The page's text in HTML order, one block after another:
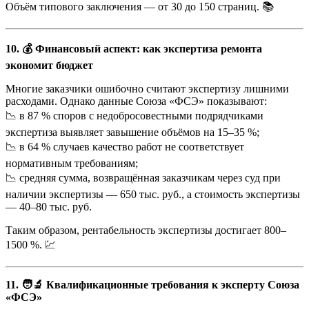
Объём типового заключения — от 30 до 150 страниц. 📚
10. 💰 Финансовый аспект: как экспертиза ремонта
экономит бюджет
Многие заказчики ошибочно считают экспертизу лишними
расходами. Однако данные Союза «ФСЭ» показывают:
📉 в 87 % споров с недобросовестными подрядчиками
экспертиза выявляет завышение объёмов на 15–35 %;
📉 в 64 % случаев качество работ не соответствует
нормативным требованиям;
📉 средняя сумма, возвращённая заказчикам через суд при
наличии экспертизы — 650 тыс. руб., а стоимость экспертизы
— 40–80 тыс. руб.
Таким образом, рентабельность экспертизы достигает 800–
1500 %. 💹
11. 🧑‍🔬 Квалификационные требования к эксперту Союза
«ФСЭ»